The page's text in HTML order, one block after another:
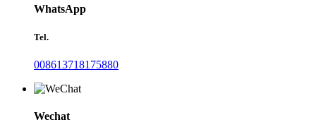
WhatsApp
Tel.
008613718175880
Wechat